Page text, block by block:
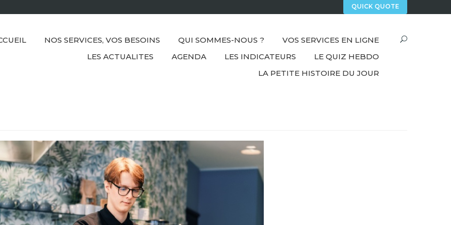
QUICK QUOTE
NOS SERVICES, VOS BESOINS QUI SOMMES-NOUS ?
VOS SERVICES EN LIGNE
LES ACTUALITES
AGENDA LES INDICATEURS
LE QUIZ HEBDO
LA PETITE HISTOIRE DU JOUR